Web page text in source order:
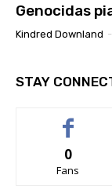
Genocidas
Kindred Downland -
STAY
0
Fans